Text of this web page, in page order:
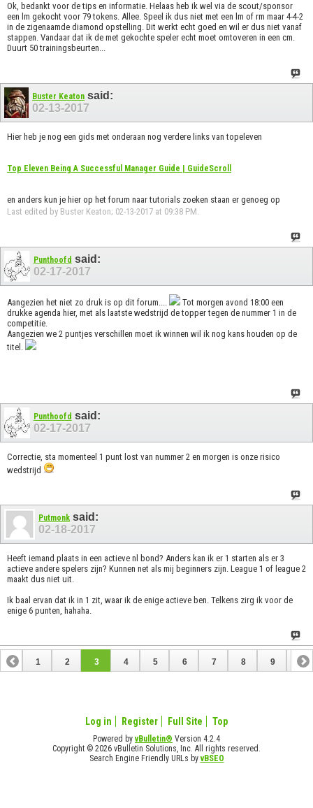
Ok, bedankt voor de tips en informatie. Helaas heb ik wel via de scout/sponsor
een lm gekocht voor 79 tokens. Allee. Speel ik dus niet met een lm of rm maar 4-4-2
in de zigenaamde diamond opstelling. Dit werkt echt goed en wil er dus niet vanaf
stappen. Vandaar dat ik de met gekochte speler echt moet omtoveren in een cm.
Duurt 50 trainingsbeurten...
Buster Keaton said:
02-13-2017
Hier heb je nog een gids met onderaan nog verdere links van topeleven
Top Eleven Being A Successful Manager Guide | GuideScroll
en anders kun je hier op het forum naar tutorials zoeken staan er genoeg op
Last edited by Buster Keaton; 02-13-2017 at 09:38 PM.
Punthoofd said:
02-17-2017
Aangezien het niet zo druk is op dit forum....
Tot morgen avond 18:00 een
drukke agenda hier, met als laatste wedstrijd de topper tegen de nummer 1 in de
competitie.
Aangezien we 2 puntjes verschillen moet ik winnen wil ik nog kans houden op de
titel.
Punthoofd said:
02-17-2017
Correctie, sta momenteel 1 punt lost van nummer 2 en morgen is onze risico
wedstrijd
Putmonk said:
02-18-2017
Heeft iemand plaats in een actieve nl bond? Anders kan ik er 1 starten als er 3
actieve andere spelers zijn? Kunnen net als mij beginners zijn. League 1 of league 2
maakt dus niet uit.
Ik baal ervan dat ik in 1 zit, waar ik de enige actieve ben. Telkens zirg ik voor de
enige 6 punten, hahaha.
1 2 3 4 5 6 7 8 9 10
Log in Register Full Site Top
Powered byvBulletin® Version 4.2.4
Copyright © 2026 vBulletin Solutions, Inc. All rights reserved.
Search Engine Friendly URLs byvBSEO